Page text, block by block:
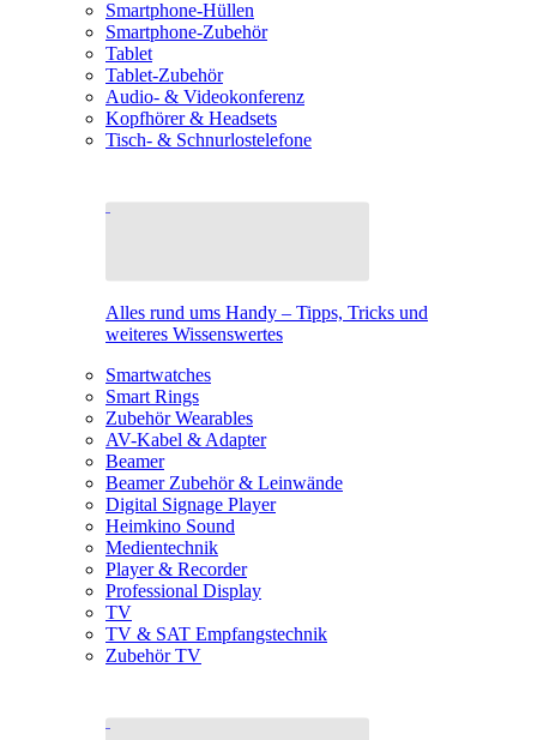
Smartphone-Hüllen
Smartphone-Zubehör
Tablet
Tablet-Zubehör
Audio- & Videokonferenz
Kopfhörer & Headsets
Tisch- & Schnurlostelefone
Alles rund ums Handy – Tipps, Tricks und
weiteres Wissenswertes
Smartwatches
Smart Rings
Zubehör Wearables
AV-Kabel & Adapter
Beamer
Beamer Zubehör & Leinwände
Digital Signage Player
Heimkino Sound
Medientechnik
Player & Recorder
Professional Display
TV
TV & SAT Empfangstechnik
Zubehör TV